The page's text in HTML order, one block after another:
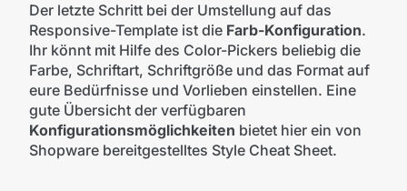
Der letzte Schritt bei der Umstellung auf das
Responsive-Template ist die Farb-Konfiguration.
Ihr könnt mit Hilfe des Color-Pickers beliebig die
Farbe, Schriftart, Schriftgröße und das Format auf
eure Bedürfnisse und Vorlieben einstellen. Eine
gute Übersicht der verfügbaren
Konfigurationsmöglichkeiten bietet hier ein von
Shopware bereitgestelltes Style Cheat Sheet.